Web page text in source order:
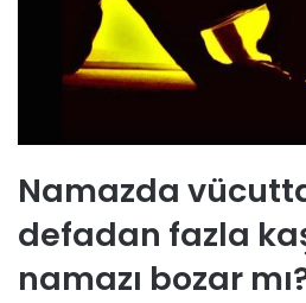
Namazda
defadan fazla
namazı bozar